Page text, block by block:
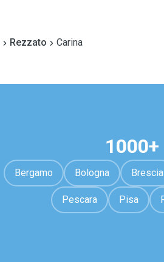
Rezzato Carina
Bergamo Bologna Brescia
Pescara Pisa